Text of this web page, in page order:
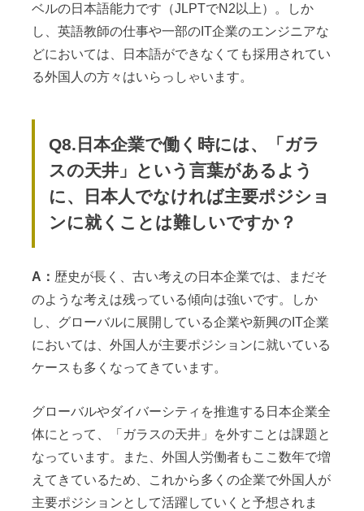
ベルの日本語能力です（JLPTでN2以上）。しか
し、英語教師の仕事や一部のIT企業のエンジニアな
どにおいては、日本語ができなくても採用されてい
る外国人の方々はいらっしゃいます。
Q8.日本企業で働く時には、「ガラ
スの天井」という言葉があるよう
に、日本人でなければ主要ポジショ
ンに就くことは難しいですか？
A： 歴史が長く、古い考えの日本企業では、まだそ
のような考えは残っている傾向は強いです。しか
し、グローバルに展開している企業や新興のIT企業
においては、外国人が主要ポジションに就いている
ケースも多くなってきています。
グローバルやダイバーシティを推進する日本企業全
体にとって、「ガラスの天井」を外すことは課題と
なっています。また、外国人労働者もここ数年で増
えてきているため、これから多くの企業で外国人が
主要ポジションとして活躍していくと予想されま